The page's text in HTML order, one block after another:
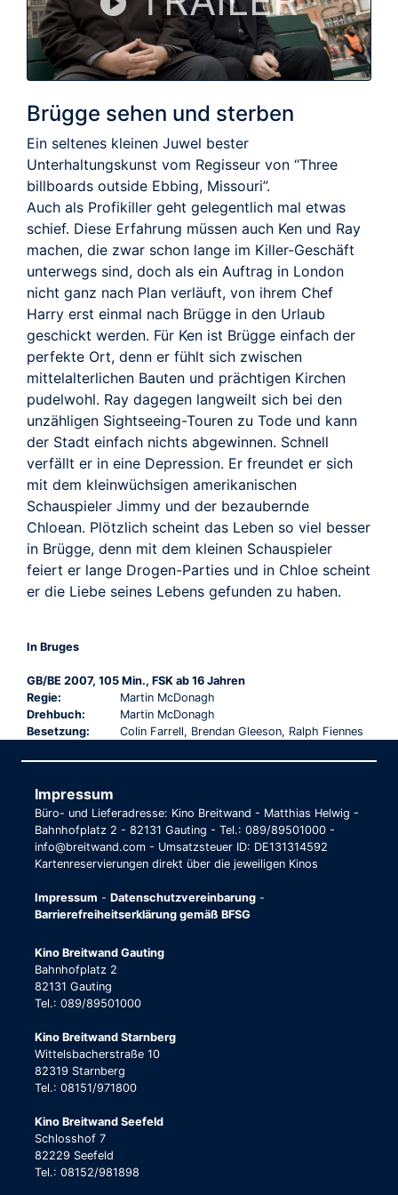
Brügge sehen und sterben
Ein seltenes kleinen Juwel bester
Unterhaltungskunst vom Regisseur von “Three
billboards outside Ebbing, Missouri”.
Auch als Profikiller geht gelegentlich mal etwas
schief. Diese Erfahrung müssen auch Ken und Ray
machen, die zwar schon lange im Killer-Geschäft
unterwegs sind, doch als ein Auftrag in London
nicht ganz nach Plan verläuft, von ihrem Chef
Harry erst einmal nach Brügge in den Urlaub
geschickt werden. Für Ken ist Brügge einfach der
perfekte Ort, denn er fühlt sich zwischen
mittelalterlichen Bauten und prächtigen Kirchen
pudelwohl. Ray dagegen langweilt sich bei den
unzähligen Sightseeing-Touren zu Tode und kann
der Stadt einfach nichts abgewinnen. Schnell
verfällt er in eine Depression. Er freundet er sich
mit dem kleinwüchsigen amerikanischen
Schauspieler Jimmy und der bezaubernde
Chloean. Plötzlich scheint das Leben so viel besser
in Brügge, denn mit dem kleinen Schauspieler
feiert er lange Drogen-Parties und in Chloe scheint
er die Liebe seines Lebens gefunden zu haben.
In Bruges
GB/BE 2007, 105 Min., FSK ab 16 Jahren
Regie:
Martin McDonagh
Drehbuch:
Martin McDonagh
Besetzung:
Colin Farrell, Brendan Gleeson, Ralph Fiennes
Impressum
Büro- und Lieferadresse: Kino Breitwand - Matthias Helwig -
Bahnhofplatz 2 - 82131 Gauting - Tel.: 089/89501000 -
info@breitwand.com - Umsatzsteuer ID: DE131314592
Kartenreservierungen direkt über die jeweiligen Kinos
Impressum - Datenschutzvereinbarung -
Barrierefreiheitserklärung gemäß BFSG
Kino Breitwand Gauting
Bahnhofplatz 2
82131 Gauting
Tel.: 089/89501000
Kino Breitwand Starnberg
Wittelsbacherstraße 10
82319 Starnberg
Tel.: 08151/971800
Kino Breitwand Seefeld
Schlosshof 7
82229 Seefeld
Tel.: 08152/981898